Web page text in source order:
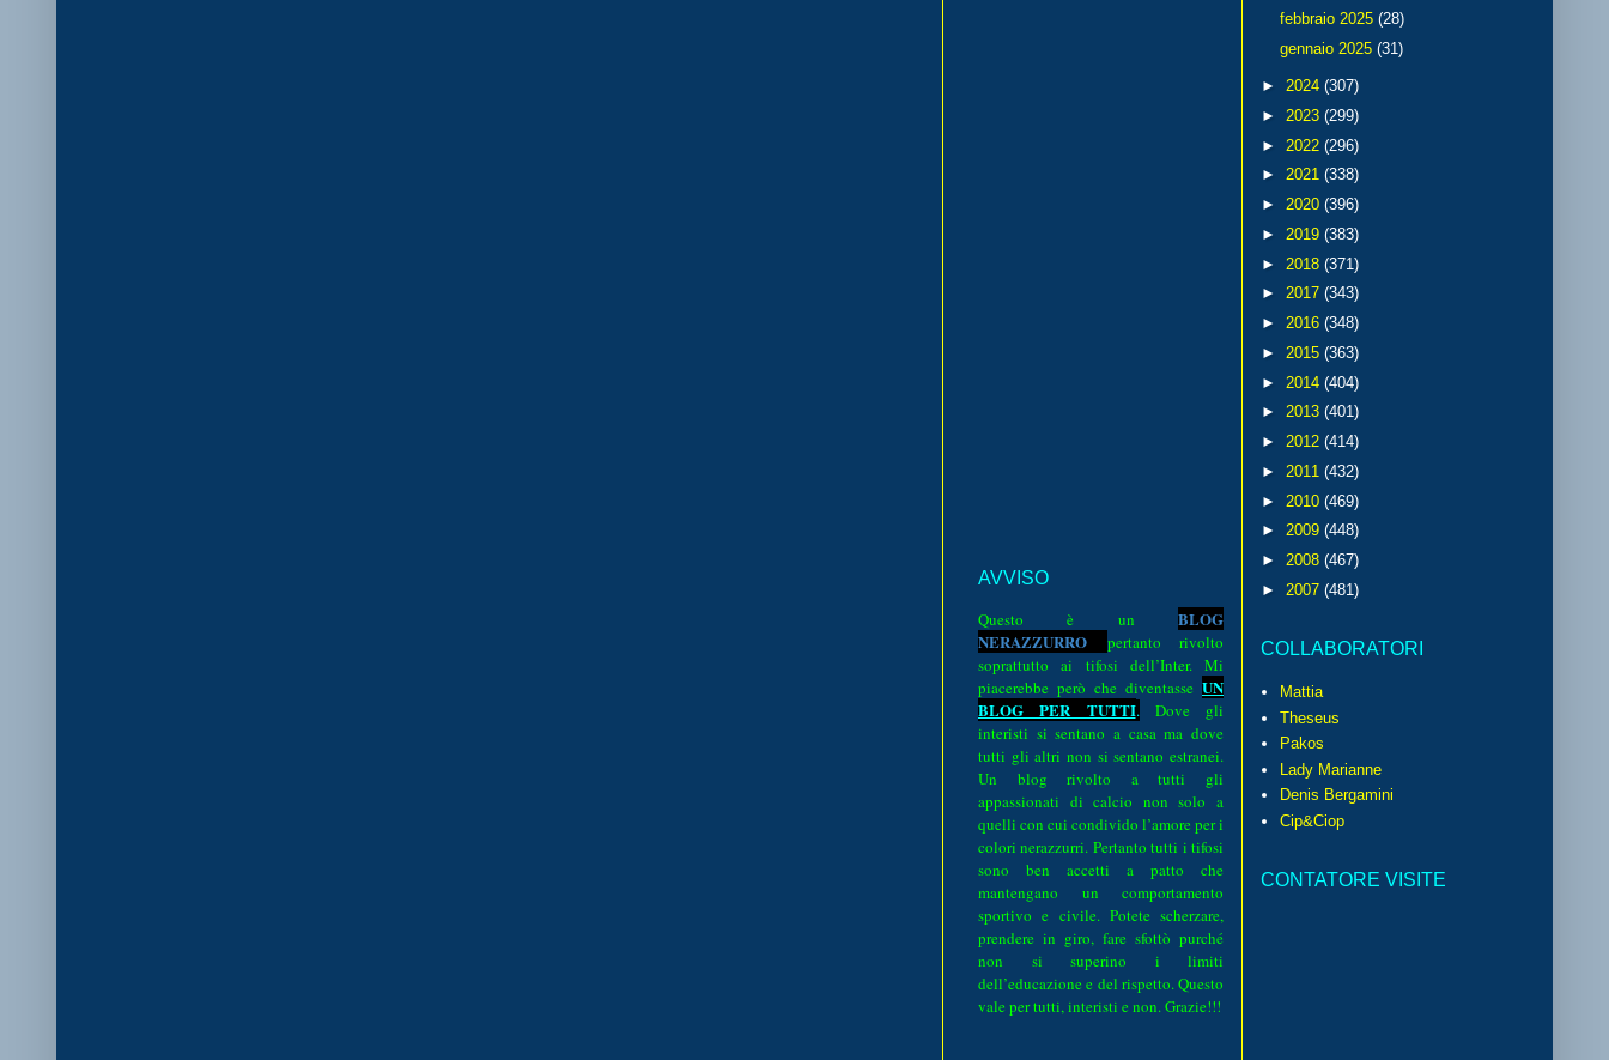
AVVISO
Questo è un BLOG
NERAZZURRO pertanto rivolto
soprattutto ai tifosi dell’Inter. Mi
piacerebbe però che diventasse UN
BLOG PER TUTTI.
Dove gli
interisti si sentano a casa ma dove
tutti gli altri non si sentano estranei.
Un blog rivolto a tutti gli
appassionati di calcio non solo a
quelli con cui condivido l’amore per i
colori nerazzurri. Pertanto tutti i tifosi
sono ben accetti a patto che
mantengano un comportamento
sportivo e civile. Potete scherzare,
prendere in giro, fare sfottò purché
non si superino i limiti
dell’educazione e del rispetto. Questo
vale per tutti, interisti e non. Grazie!!!
febbraio 2025 (28)
gennaio 2025 (31)
► 2024 (307)
► 2023 (299)
► 2022 (296)
► 2021 (338)
► 2020 (396)
► 2019 (383)
► 2018 (371)
► 2017 (343)
► 2016 (348)
► 2015 (363)
► 2014 (404)
► 2013 (401)
► 2012 (414)
► 2011 (432)
► 2010 (469)
► 2009 (448)
► 2008 (467)
► 2007 (481)
COLLABORATORI
Mattia
Theseus
Pakos
Lady Marianne
Denis Bergamini
Cip&Ciop
CONTATORE VISITE